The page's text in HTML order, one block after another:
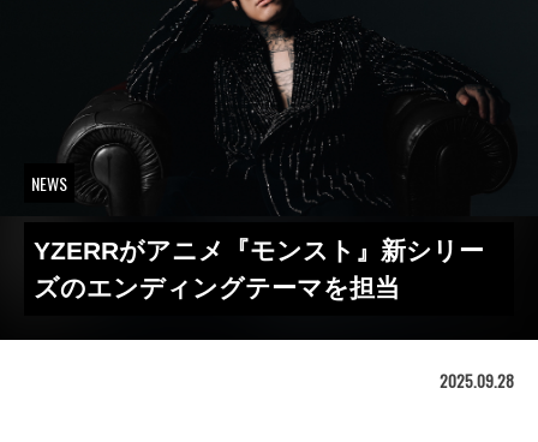
NEWS
YZERRがアニメ『モンスト』新シリー
ズのエンディングテーマを担当
2025.09.28